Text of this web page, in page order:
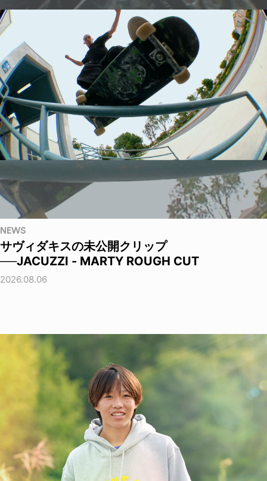
NEWS
サヴィダキスの未公開クリップ
──JACUZZI - MARTY ROUGH CUT
2026.08.06